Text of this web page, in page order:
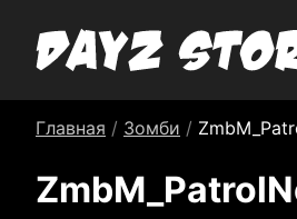
Главная / Зомби /